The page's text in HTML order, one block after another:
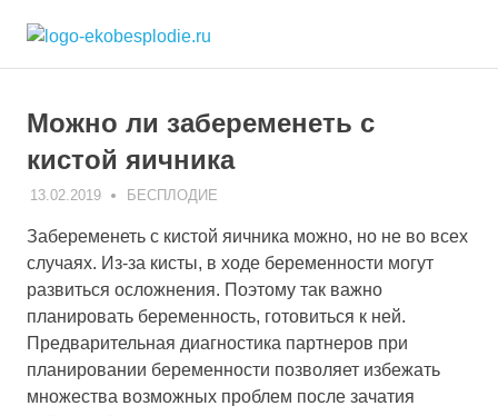
content
и
лечении
бесплодия
Можно ли забеременеть с
кистой яичника
13.02.2019 ЭКО-1
БЕСПЛОДИЕ
Забеременеть с кистой яичника можно, но не во всех
случаях. Из-за кисты, в ходе беременности могут
развиться осложнения. Поэтому так важно
планировать беременность, готовиться к ней.
Предварительная диагностика партнеров при
планировании беременности позволяет избежать
множества возможных проблем после зачатия